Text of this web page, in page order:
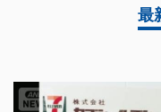
最